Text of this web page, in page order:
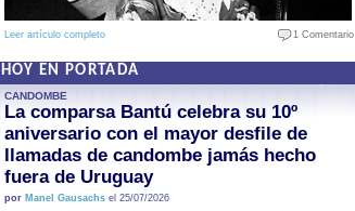
Leer artículo completo 1 Comentario
HOY EN PORTADA
CANDOMBE
La comparsa Bantú celebra su 10º
aniversario con el mayor desfile de
llamadas de candombe jamás hecho
fuera de Uruguay
por Manel Gausachsel 25/07/2026